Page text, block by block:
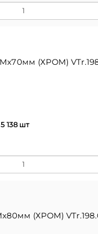
(ХРОМ)
5 138 шт
(ХРОМ)